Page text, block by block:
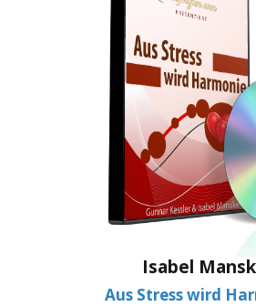
Isabel
Aus Stress wird